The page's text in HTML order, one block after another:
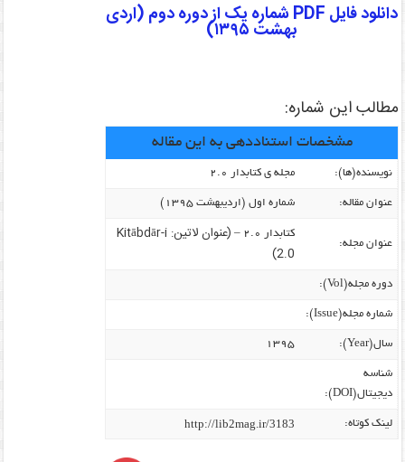
دانلود فایل PDF شماره یک از دوره دوم (اردی
بهشت ۱۳۹۵)
مطالب این شماره:
مشخصات استناددهی به این مقاله
نویسنده‌(ها): مجله ی کتابدار ۲.۰
عنوان مقاله: شماره اول (اردیبهشت ۱۳۹۵)
عنوان مجله:
کتابدار ۲.۰ –
(عنوان لاتین: Kitābdār-i
2.0)
دوره مجله(Vol):
شماره مجله(Issue):
سال(Year): ۱۳۹۵
شناسه
دیجیتال(DOI):
لینک کوتاه: http://lib2mag.ir/3183